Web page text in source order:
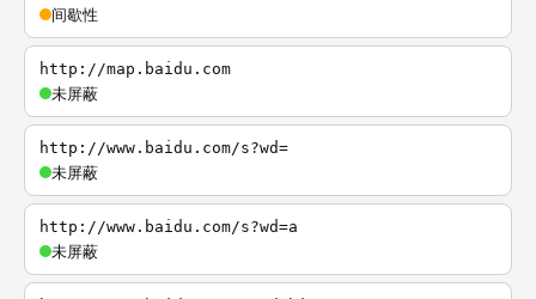
间歇性
http://map.baidu.com
未屏蔽
http://www.baidu.com/s?wd=
未屏蔽
http://www.baidu.com/s?wd=a
未屏蔽